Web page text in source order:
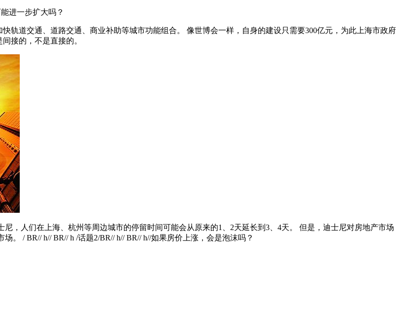
进一步扩大吗？
轨道交通、道路交通、商业补助等城市功能组合。 像世博会一样，自身的建设只需要300亿元，为此上海市政府
接的，不是直接的。
，人们在上海、杭州等周边城市的停留时间可能会从原来的1、2天延长到3、4天。 但是，迪士尼对房地产市场
。 / BR// h// BR// h /话题2/BR// h// BR// h//如果房价上涨，会是泡沫吗？